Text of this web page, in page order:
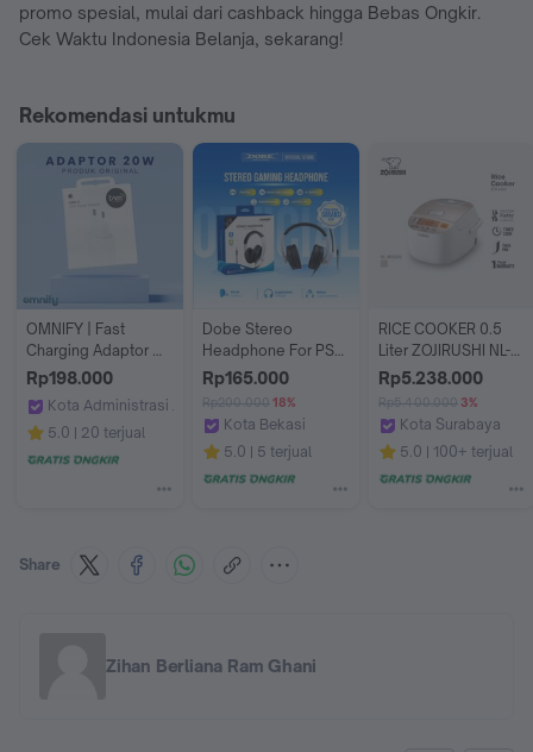
promo spesial, mulai dari cashback hingga Bebas Ongkir.
Cek Waktu Indonesia Belanja, sekarang!
Rekomendasi untukmu
OMNIFY | Fast
Charging Adaptor
20W C-Lighting Type
C-C untuk Semua
Tipe iOS Garansi 2
Tahun Produk Asli
Resmi
Rp198.000
Kota Administrasi Jakarta Barat
Omnify store
5.0 20 terjual
Dobe Stereo
Headphone For PS4
PS5 Xbox One
Series Nintendo
Switch– Official
Indonesia
Rp165.000
Rp200.000 18%
Kota Bekasi
Dobe Indonesia
5.0 5 terjual
RICE COOKER 0.5
Liter ZOJIRUSHI NL-
BGQ05 WHITE
GOLD Panci Super
Rp5.238.000
Rp5.400.000 3%
Kota Surabaya
Zojirushi Indonesia
5.0 100+ terjual
Share
Zihan Berliana Ram Ghani